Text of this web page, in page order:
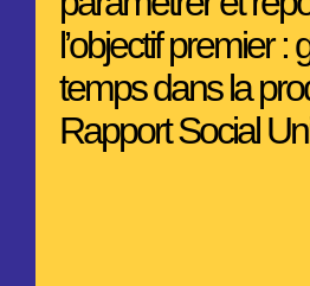
«
Au
fil
du
service
rendu
aux
usagers
et
l’objectif premier :
temps dans la
Rapport Social